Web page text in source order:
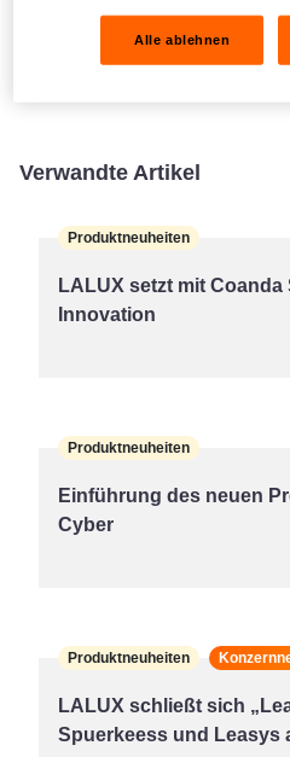
und
Verwandte Artikel
Produktneuheiten
LALUX setzt mit
Innovation
Produktneuheiten
Einführung des neuen
Cyber
Produktneuheiten
LALUX schließt sich
Spuerkeess und Leasys
Alle ablehnen